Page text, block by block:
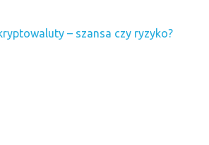
– szansa czy ryzyko?